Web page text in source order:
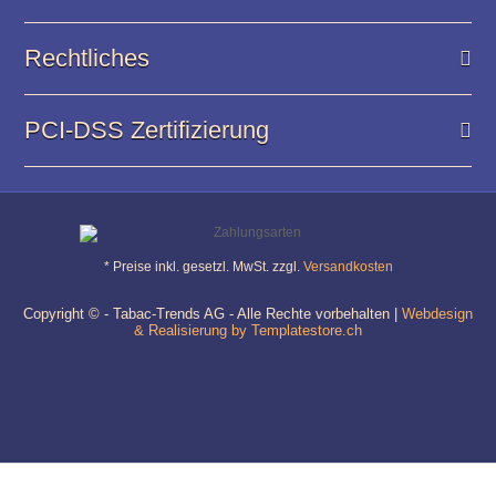
Rechtliches
PCI-DSS Zertifizierung
* Preise inkl. gesetzl. MwSt. zzgl. Versandkosten
Copyright © - Tabac-Trends AG - Alle Rechte vorbehalten | Webdesign
& Realisierung by Templatestore.ch